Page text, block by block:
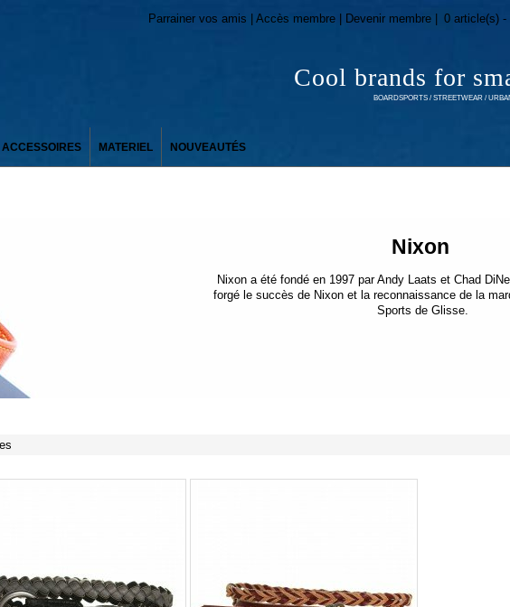
Cool brands for
BOARDSPORTS / STREETWEAR /
Parrainer vos amis | Accès membre | Devenir membre | 0 article(s) -
ACCESSOIRES MATERIEL NOUVEAUTÉS
Nixon
Nixon a été fondé en 1997 par Andy Laats et Chad
forgé le succès de Nixon et la reconnaissance de la
Sports de Glisse.